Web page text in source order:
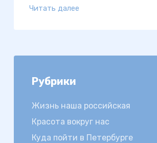
Читать далее
Рубрики
Жизнь наша российская
Красота вокруг нас
Куда пойти в Петербурге